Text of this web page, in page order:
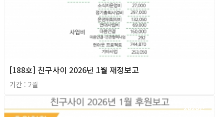
[188호] 친구사이 2026년 1월 재정보고
기간 : 2월
2026년